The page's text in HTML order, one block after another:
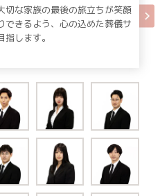
切な家族の最後の旅立ちが笑顔
できるよう、心の込めた葬儀サ
指します。